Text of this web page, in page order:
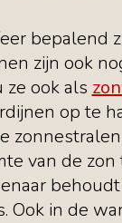
bepalend
zijn ook
ze ook als
op te
van de
Ook in de